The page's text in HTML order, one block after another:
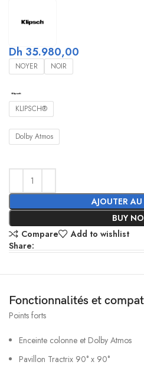
Dh 35.980,00
NOYER NOIR
KLIPSCH®
Dolby Atmos
AJOUTER
BUY
Compare
Add to wishlist
Share:
Fonctionnalités et
Points forts
Enceinte colonne et Dolby Atmos
Pavillon Tractrix 90° x 90°